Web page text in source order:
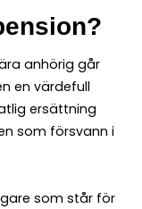
anhörig går
en värdefull
ersättning
som försvann i
som står för